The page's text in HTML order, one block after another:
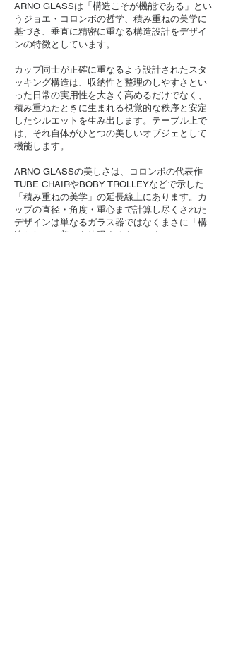
ARNO GLASSは「構造こそが機能である」 とい
うジョエ・コロンボの哲学、積み重ねの美学に
基づき、 垂直に精密に重なる構造設計をデザイ
ンの特徴としています。
カップ同士が正確に重なるよう設計されたスタ
ッキング構造は、 収納性と整理のしやすさとい
った日常の実用性を大きく高めるだけでなく、
積み重ねたときに生まれる視覚的な秩序と安定
したシルエットを生み出します。 テーブル上で
は、それ自体がひとつの美しいオブジェとして
機能します。
ARNO GLASSの美しさは、コロンボの代表作
TUBE CHAIRやBOBY TROLLEYなどで示した
「積み重ねの美学」の延長線上にあります。 カ
ップの直径・角度・重心まで計算し尽くされた
デザインは単なるガラス器ではなくまさに「構
造としての美」を体現するものです。